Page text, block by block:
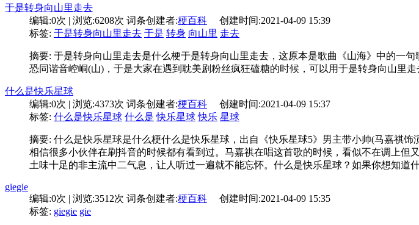
于是转身向山里走去
编辑:0次 | 浏览:6208次 词条创建者:梗百科 创建时间:2021-04-09 15:39
标签: 于是转身向山里走去 于是 转身 向山里 走去
摘要: 于是转身向山里走去是什么梗于是转身向山里走去，这原本是歌曲《山海》中的一
恐同谐音崆峒(山)，于是大家在遇到耽美剧粉丝疯狂磕糖的时候，可以用于是转身向山里走
什么是快乐星球
编辑:0次 | 浏览:4373次 词条创建者:梗百科 创建时间:2021-04-09 15:37
标签: 什么是快乐星球 什么是 快乐星球 快乐 星球
摘要: 什么是快乐星球是什么梗什么是快乐星球，出自《快乐星球5》男主带小帅(马嘉祺
相信很多小伙伴在刷抖音的时候都有看到过。马嘉祺在唱这首歌的时候，看似不在调上
土味十足的非主流中二气息，让人听过一遍就不能忘怀。什么是快乐星球？如果你想知道
giegie
编辑:0次 | 浏览:3512次 词条创建者:梗百科 创建时间:2021-04-09 15:35
标签: giegie gie